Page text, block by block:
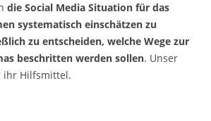
die Social Media Situation für das
systematisch einschätzen zu
zu entscheiden, welche Wege zur
beschritten werden sollen. Unser
ihr Hilfsmittel.